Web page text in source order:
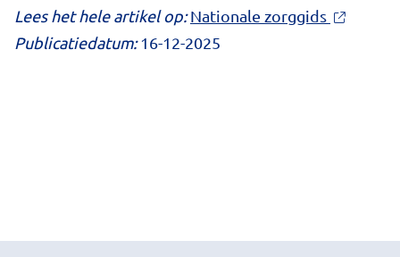
Lees het hele artikel op: Nationale zorggids
Publicatiedatum:16-12-2025